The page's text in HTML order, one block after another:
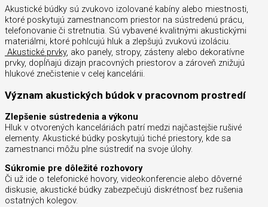
Akustické búdky sú zvukovo izolované kabíny alebo miestnosti,
ktoré poskytujú zamestnancom priestor na sústredenú prácu,
telefonovanie či stretnutia. Sú vybavené kvalitnými akustickými
materiálmi, ktoré pohlcujú hluk a zlepšujú zvukovú izoláciu.
Akustické prvky, ako panely, stropy, zásteny alebo dekoratívne
prvky, dopĺňajú dizajn pracovných priestorov a zároveň znižujú
hlukové znečistenie v celej kancelárii.
Význam akustických búdok v pracovnom prostredí
Zlepšenie sústredenia a výkonu
Hluk v otvorených kanceláriách patrí medzi najčastejšie rušivé
elementy. Akustické búdky poskytujú tiché priestory, kde sa
zamestnanci môžu plne sústrediť na svoje úlohy.
Súkromie pre dôležité rozhovory
Či už ide o telefonické hovory, videokonferencie alebo dôverné
diskusie, akustické búdky zabezpečujú diskrétnosť bez rušenia
ostatných kolegov.